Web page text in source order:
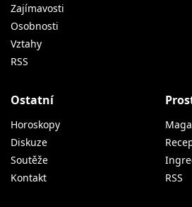
Zajímavosti
Osobnosti
Vztahy
RSS
Ostatní
Horoskopy
Diskuze
Soutěže
Kontakt
RSS